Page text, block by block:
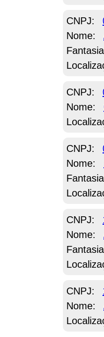
CNPJ:
Nome:
CNPJ:
Nome:
CNPJ:
Nome:
CNPJ:
Nome:
CNPJ:
Nome: